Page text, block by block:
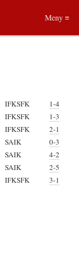
IFKSFK
1-4
IFKSFK
1-3
IFKSFK
2-1
SAIK
0-3
SAIK
4-2
SAIK
2-5
IFKSFK 3-1
Meny ≡